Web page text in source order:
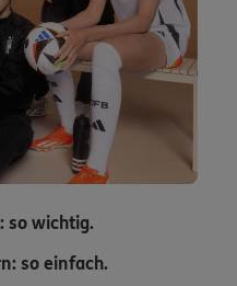
so wichtig.
so einfach.